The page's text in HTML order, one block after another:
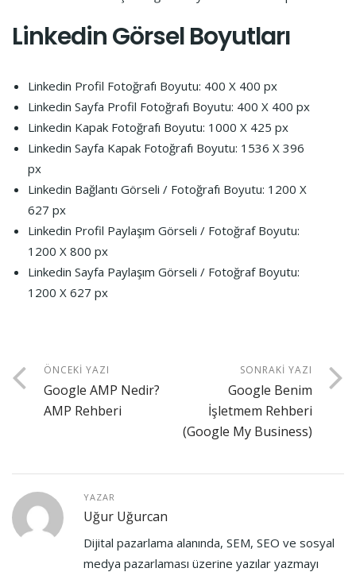
LinkedinGörsel Boyutları
Linkedin Profil Fotoğrafı Boyutu: 400 X 400 px
Linkedin Sayfa Profil Fotoğrafı Boyutu: 400 X 400 px
Linkedin Kapak Fotoğrafı Boyutu: 1000 X 425 px
Linkedin Sayfa Kapak Fotoğrafı Boyutu: 1536 X 396
px
Linkedin Bağlantı Görseli / Fotoğrafı Boyutu: 1200 X
627 px
Linkedin Profil Paylaşım Görseli / Fotoğraf Boyutu:
1200 X 800 px
Linkedin Sayfa Paylaşım Görseli / Fotoğraf Boyutu:
1200 X 627 px
ÖNCEKI YAZI
Google AMP Nedir?
AMP Rehberi
SONRAKI YAZI
Google Benim
İşletmem Rehberi
(Google My Business)
YAZAR
Uğur Uğurcan
Dijital pazarlama alanında, SEM, SEO ve sosyal
medya pazarlaması üzerine yazılar yazmayı